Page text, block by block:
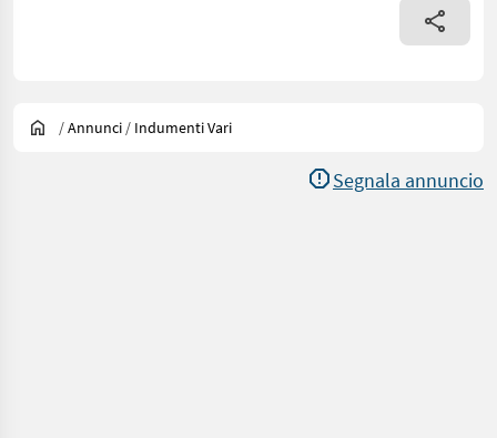
/Annunci / Indumenti Vari
Segnala annuncio